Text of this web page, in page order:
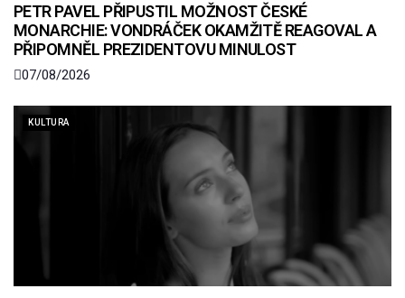
PETR PAVEL PŘIPUSTIL MOŽNOST ČESKÉ
MONARCHIE: VONDRÁČEK OKAMŽITĚ REAGOVAL A
PŘIPOMNĚL PREZIDENTOVU MINULOST
07/08/2026
KULTURA